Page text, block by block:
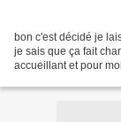
bon c'est décidé je
je sais que ça fait
accueillant et pour